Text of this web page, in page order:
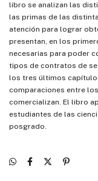
libro se analizan las
las primas de las
atención para lograr
presentan, en los
necesarias para poder
tipos de contratos de
los tres últimos
comparaciones entre
comercializan. El libro
estudiantes de las
posgrado.